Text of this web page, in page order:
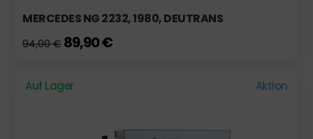
MERCEDES NG 2232, 1980, DEUTRANS
94,00 € 89,90 €
Auf Lager Aktion